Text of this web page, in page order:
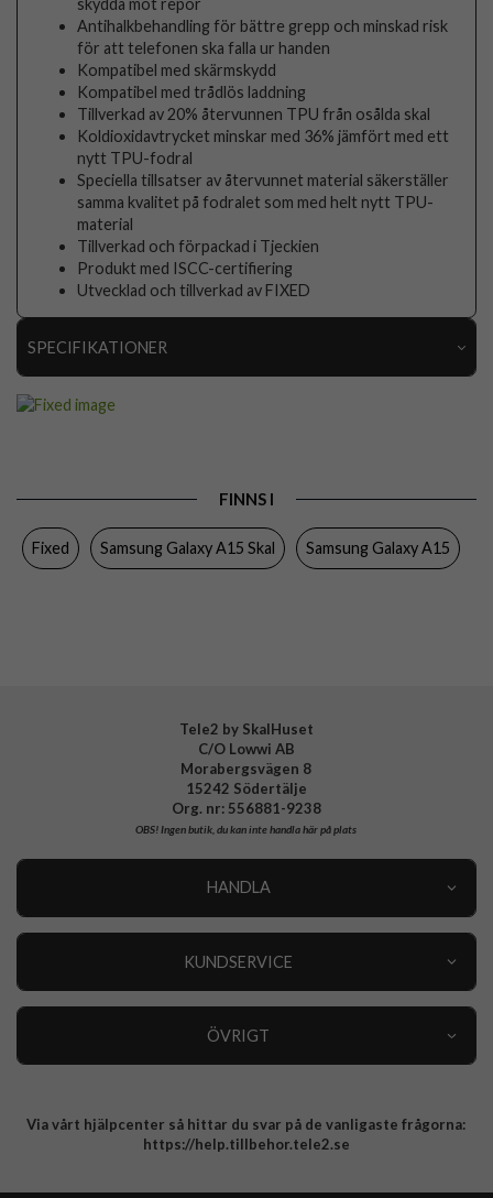
skydda mot repor
Antihalkbehandling för bättre grepp och minskad risk
för att telefonen ska falla ur handen
Kompatibel med skärmskydd
Kompatibel med trådlös laddning
Tillverkad av 20% återvunnen TPU från osålda skal
Koldioxidavtrycket minskar med 36% jämfört med ett
nytt TPU-fodral
Speciella tillsatser av återvunnet material säkerställer
samma kvalitet på fodralet som med helt nytt TPU-
material
Tillverkad och förpackad i Tjeckien
Produkt med ISCC-certifiering
Utvecklad och tillverkad av FIXED
SPECIFIKATIONER
Färg Genomskinlig
FINNS I
Fixed Samsung Galaxy A15 Skal Samsung Galaxy A15
Tele2 by SkalHuset
C/O Lowwi AB
Morabergsvägen 8
15242 Södertälje
Org. nr: 556881-9238
OBS!Ingen butik, du kan inte handla här på plats
HANDLA
KUNDSERVICE
ÖVRIGT
Integritetspolicy
Via vårt hjälpcenter så hittar du svar på de vanligaste frågorna:
https://help.tillbehor.tele2.se